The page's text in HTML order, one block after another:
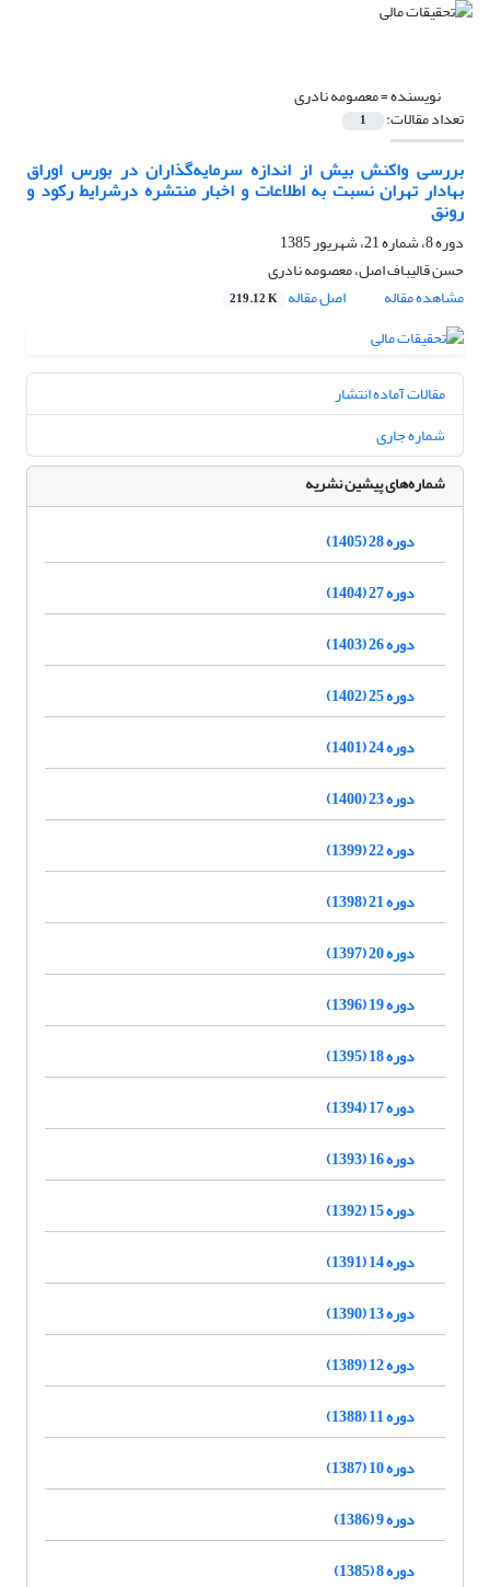
نویسنده =معصومه نادری
تعداد مقالات: 1
بررسی واکنش بیش از اندازه سرمایه‌گذاران در بورس اوراق
بهادار تهران نسبت به اطلاعات و اخبار منتشره درشرایط رکود و
رونق
دوره 8، شماره 21، شهریور 1385
حسن قالیباف اصل، معصومه نادری
مشاهده مقاله
اصل مقاله 219.12 K
مقالات آماده انتشار
شماره جاری
شماره‌های پیشین نشریه
دوره 28 (1405)
دوره 27 (1404)
دوره 26 (1403)
دوره 25 (1402)
دوره 24 (1401)
دوره 23 (1400)
دوره 22 (1399)
دوره 21 (1398)
دوره 20 (1397)
دوره 19 (1396)
دوره 18 (1395)
دوره 17 (1394)
دوره 16 (1393)
دوره 15 (1392)
دوره 14 (1391)
دوره 13 (1390)
دوره 12 (1389)
دوره 11 (1388)
دوره 10 (1387)
دوره 9 (1386)
دوره 8 (1385)